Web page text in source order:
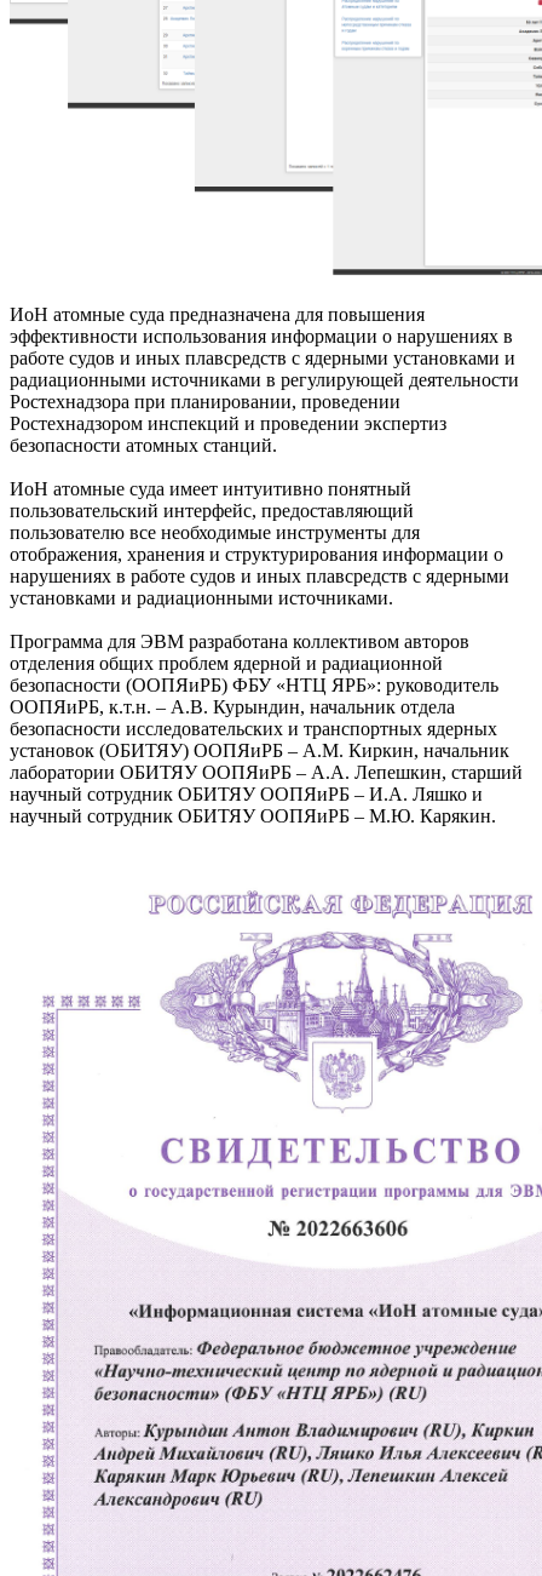
ИоН атомные суда предназначена для повышения
эффективности использования информации о нарушениях в
работе судов и иных плавсредств с ядерными установками и
радиационными источниками в регулирующей деятельности
Ростехнадзора при планировании, проведении
Ростехнадзором инспекций и проведении экспертиз
безопасности атомных станций.
ИоН атомные суда имеет интуитивно понятный
пользовательский интерфейс, предоставляющий
пользователю все необходимые инструменты для
отображения, хранения и структурирования информации о
нарушениях в работе судов и иных плавсредств с ядерными
установками и радиационными источниками.
Программа для ЭВМ разработана коллективом авторов
отделения общих проблем ядерной и радиационной
безопасности (ООПЯиРБ) ФБУ «НТЦ ЯРБ»: руководитель
ООПЯиРБ, к.т.н. – А.В. Курындин, начальник отдела
безопасности исследовательских и транспортных ядерных
установок (ОБИТЯУ) ООПЯиРБ – А.М. Киркин, начальник
лаборатории ОБИТЯУ ООПЯиРБ – А.А. Лепешкин, старший
научный сотрудник ОБИТЯУ ООПЯиРБ – И.А. Ляшко и
научный сотрудник ОБИТЯУ ООПЯиРБ – М.Ю. Карякин.